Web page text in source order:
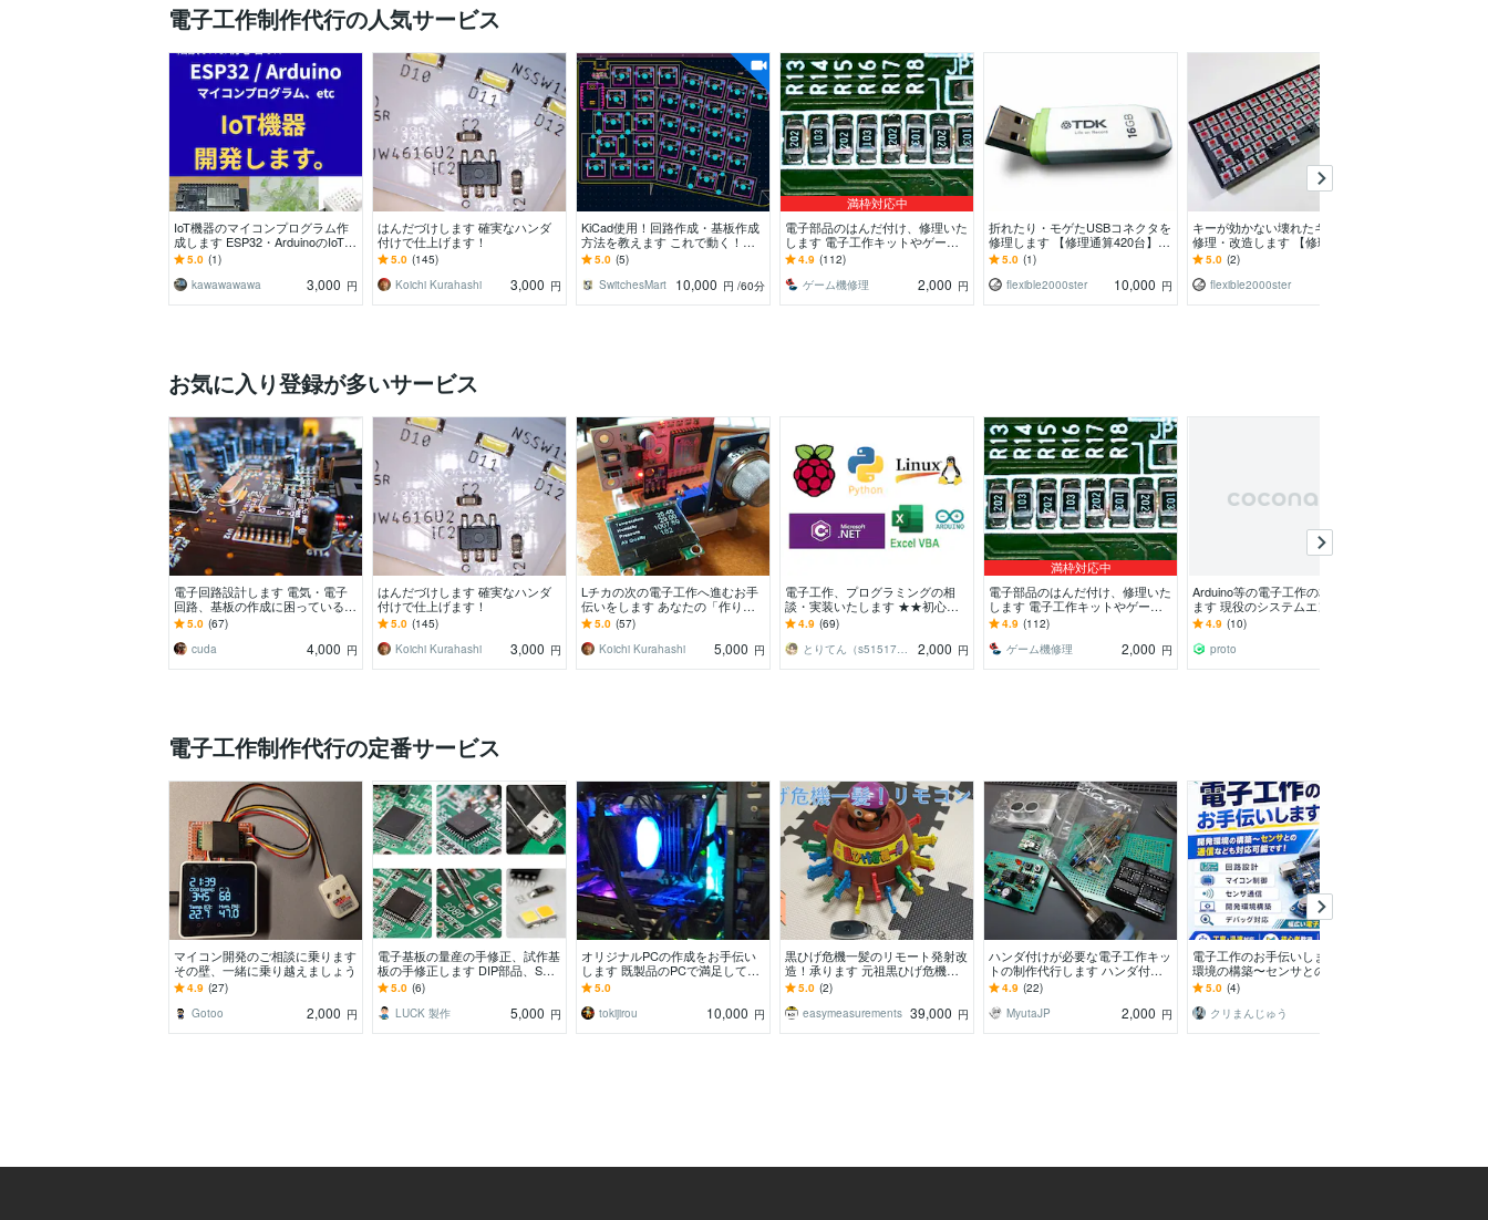
電子工作制作代行の人気サービス
IoT機器のマイコンプログラム作
成します ESP32・ArduinoのIoT制
御プログラム作成
5.0 (1)
kawawawawa
3,000 円
はんだづけします 確実なハンダ
付けで仕上げます！
5.0 (145)
Koichi Kurahashi
3,000 円
KiCad使用！回路作成・基板作成
方法を教えます これで動く！生
成AIが作った回路図のチェックも
OK！
5.0 (5)
SwitchesMart
10,000 円 /60分
満枠対応中
電子部品のはんだ付け、修理いた
します 電子工作キットやゲーム
機等のはんだ付け、修理を行いま
す
4.9 (112)
ゲーム機修理
2,000 円
折れたり・モゲたUSBコネクタを
修理します 【修理通算420台】ハ
ンダ付け代行、電子部品の取付お
まかせ！
5.0 (1)
flexible2000ster
10,000 円
キーが効かない壊れたキーボード
修理・改造します 【修理通算850
台】ハンダ付け代行、電子部品の
取付おまかせ！
5.0 (2)
flexible2000ster
お気に入り登録が多いサービス
電子回路設計します 電気・電子
回路、基板の作成に困っている
方、お任せ下さい。
5.0 (67)
cuda
4,000 円
はんだづけします 確実なハンダ
付けで仕上げます！
5.0 (145)
Koichi Kurahashi
3,000 円
Lチカの次の電子工作へ進むお手
伝いをします あなたの「作りた
い気持ち」を形にします
5.0 (57)
Koichi Kurahashi
5,000 円
電子工作、プログラミングの相
談・実装いたします ★★初心者
の方からでも相談にのります。★
★
4.9 (69)
2,000 円
満枠対応中
電子部品のはんだ付け、修理いた
します 電子工作キットやゲーム
機等のはんだ付け、修理を行いま
す
4.9 (112)
ゲーム機修理
2,000 円
Arduino等の電子工作の相談乗り
ます 現役のシステムエンジニア
が電子工作のお手伝いをします。
4.9 (10)
proto
電子工作制作代行の定番サービス
マイコン開発のご相談に乗ります
その壁、一緒に乗り越えましょう
4.9 (27)
Gotoo
2,000 円
電子基板の量産の手修正、試作基
板の手修正します DIP部品、SOP
表面実装部品交換、ハンダ付け、
修理
5.0 (6)
LUCK 製作
5,000 円
オリジナルPCの作成をお手伝い
します 既製品のPCで満足してい
ますか？
5.0
tokijirou
10,000 円
黒ひげ危機一髪のリモート発射改
造！承ります 元祖黒ひげ危機一
髪をリモコンから発射！イベント
とかの余興に？
5.0 (2)
easymeasurements 39,000 円
ハンダ付けが必要な電子工作キッ
トの制作代行します ハンダ付け
が必要な細かな配線、組み立て、
電子部品の取り付け
4.9 (22)
MyutaJP
2,000 円
電子工作のお手伝いします 開発
環境の構築〜センサとの通信など
も対応可能です！
5.0 (4)
クリまんじゅう